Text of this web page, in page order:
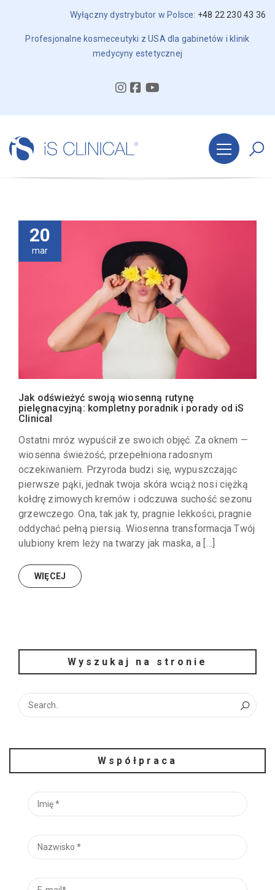
Wyłączny dystrybutor w Polsce: +48 22 230 43 36
Profesjonalne kosmeceutyki z USA dla gabinetów i klinik
medycyny estetycznej
20
mar
Jak odświeżyć swoją wiosenną rutynę
pielęgnacyjną: kompletny poradnik i porady od iS
Clinical
Ostatni mróz wypuścił ze swoich objęć. Za oknem —
wiosenna świeżość, przepełniona radosnym
oczekiwaniem. Przyroda budzi się, wypuszczając
pierwsze pąki, jednak twoja skóra wciąż nosi ciężką
kołdrę zimowych kremów i odczuwa suchość sezonu
grzewczego. Ona, tak jak ty, pragnie lekkości, pragnie
oddychać pełną piersią. Wiosenna transformacja Twój
ulubiony krem leży na twarzy jak maska, a […]
WIĘCEJ
Wyszukaj na stronie
Współpraca